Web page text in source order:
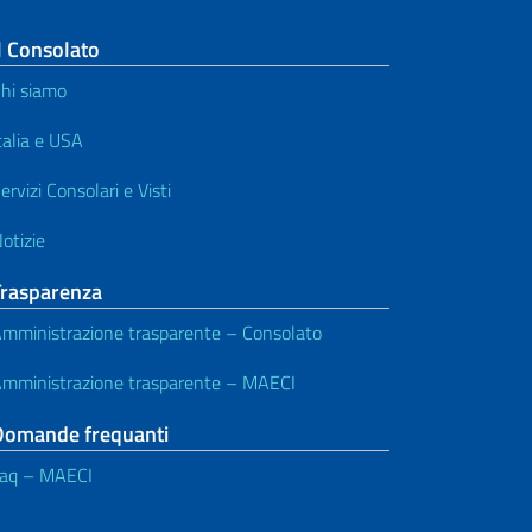
Consolato
siamo
e USA
Consolari e Visti
trasparente – Consolato
trasparente – MAECI
frequanti
– MAECI